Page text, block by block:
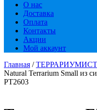
О нас
Доставка
Оплата
Контакты
Акции
Мой аккаунт
Главная /
Natural Terrarium Small из
PT2603